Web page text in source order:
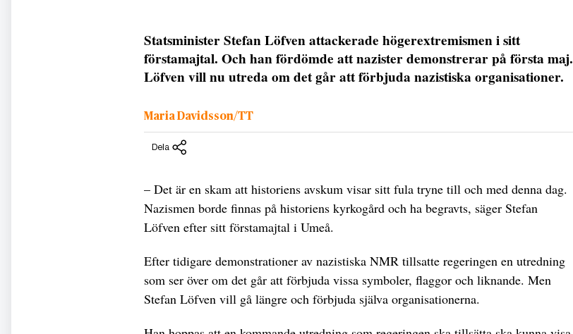
Statsminister Stefan Löfven attackerade högerextremismen i sitt
förstamajtal. Och han fördömde att nazister demonstrerar på första maj.
Löfven vill nu utreda om det går att förbjuda nazistiska organisationer.
Maria Davidsson/TT
Dela
– Det är en skam att historiens avskum visar sitt fula tryne till och med denna dag.
Nazismen borde finnas på historiens kyrkogård och ha begravts, säger Stefan
Löfven efter sitt förstamajtal i Umeå.
Efter tidigare demonstrationer av nazistiska NMR tillsatte regeringen en utredning
som ser över om det går att förbjuda vissa symboler, flaggor och liknande. Men
Stefan Löfven vill gå längre och förbjuda själva organisationerna.